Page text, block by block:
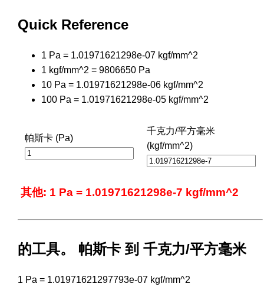
Quick Reference
1 Pa = 1.01971621298e-07 kgf/mm^2
1 kgf/mm^2 = 9806650 Pa
10 Pa = 1.01971621298e-06 kgf/mm^2
100 Pa = 1.01971621298e-05 kgf/mm^2
帕斯卡 (Pa)
千克力/平方毫米
(kgf/mm^2)
其他: 1 Pa = 1.01971621298e-7 kgf/mm^2
的工具。 帕斯卡 到 千克力/平方毫米
1 Pa = 1.01971621297793e-07 kgf/mm^2